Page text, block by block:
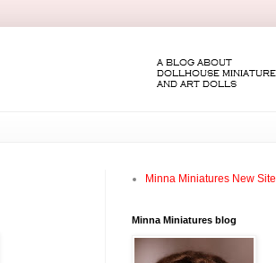
Minna Miniatures New Site
Minna Miniatures blog